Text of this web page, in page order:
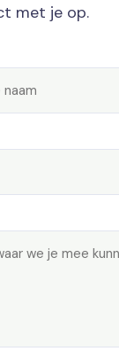
met je op.